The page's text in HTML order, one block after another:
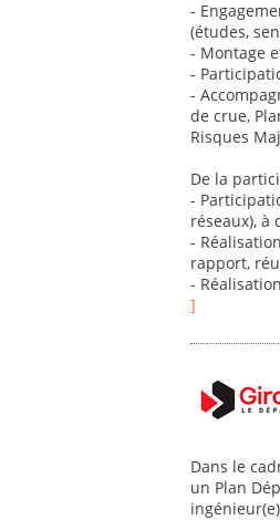
-
(études,
- Montage
-
-
de crue,
Risques
De la
-
réseaux),
-
rapport,
-
]
Dans le
un Plan